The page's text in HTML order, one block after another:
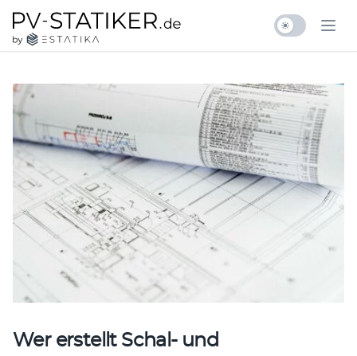
pv-statiker.de by ESTATIKA
Wer erstellt Schal- und